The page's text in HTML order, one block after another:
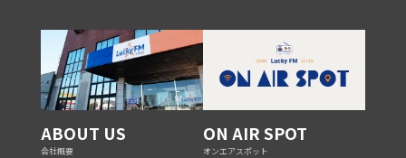
ABOUT US
会社概要
ON AIR SPOT
オンエアスポット